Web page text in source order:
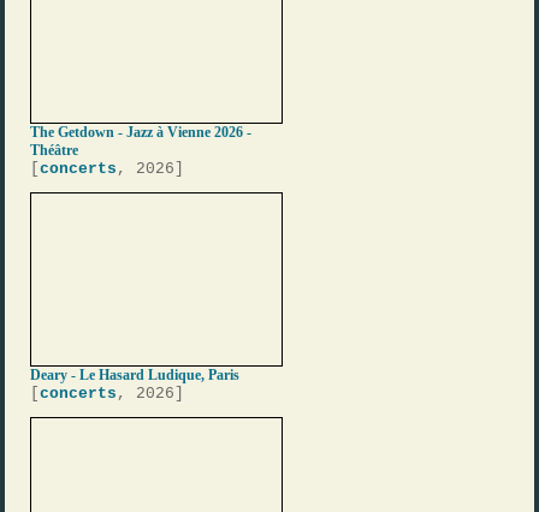
The Getdown - Jazz à Vienne 2026 -
Théâtre
[concerts , 2026]
Deary - Le Hasard Ludique, Paris
[concerts , 2026]